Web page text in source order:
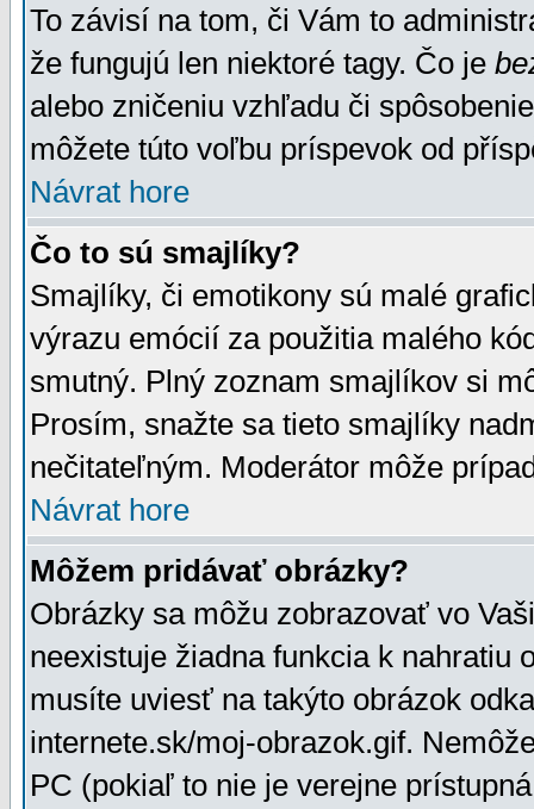
To závisí na tom, či Vám to
že fungujú len niektoré tagy. Čo je
alebo zničeniu vzhľadu či
môžete túto voľbu príspevok od
Návrat hore
Čo to sú smajlíky?
Smajlíky, či emotikony sú malé
výrazu emócií za použitia malého
smutný. Plný zoznam smajlíkov si
Prosím, snažte sa tieto smajlíky
nečitateľným. Moderátor môže
Návrat hore
Môžem pridávať obrázky?
Obrázky sa môžu zobrazovať vo
neexistuje žiadna funkcia k nahratiu
musíte uviesť na takýto obrázok
internete.sk/moj-obrazok.gif.
PC (pokiaľ to nie je verejne